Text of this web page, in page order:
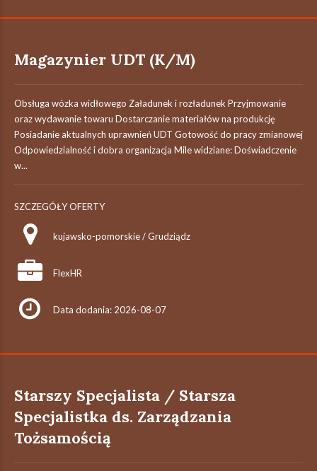
Magazynier UDT (K/M)
Obsługa wózka widłowego Załadunek i rozładunek Przyjmowanie
oraz wydawanie towaru Dostarczanie materiałów na produkcję
Posiadanie aktualnych uprawnień UDT Gotowość do pracy zmianowej
Odpowiedzialność i dobra organizacja Mile widziane: Doświadczenie
w...
SZCZEGÓŁY OFERTY
kujawsko-pomorskie / Grudziądz
FlexHR
Data dodania: 2026-08-07
Starszy Specjalista / Starsza
Specjalistka ds. Zarządzania
Tożsamością